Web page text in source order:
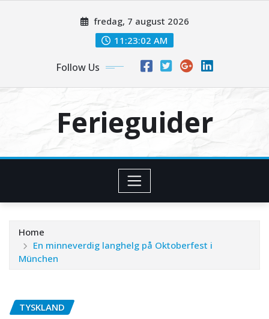
fredag, 7 august 2026
11:23:03 AM
Follow Us
Ferieguider
Home
En minneverdig langhelg på Oktoberfest i
München
TYSKLAND